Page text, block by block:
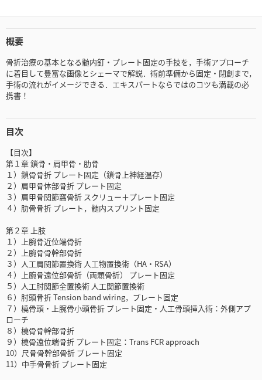
概要
骨折治療の基本となる髄内釘・プレート固定の手技を，手術アプローチ
に着目して豊富な画像とシェーマで解説．術前準備から固定・閉創まで，
手術の流れがイメージできる．エキスパートならではのコツも満載の必
携書！
目次
【目次】
第１章 鎖骨・肩甲骨・肋骨
１）鎖骨骨折 プレート固定（鎖骨上神経温存）
２）肩甲骨体部骨折 プレート固定
３）肩甲骨関節窩骨折 スクリュー＋プレート固定
４）肋骨骨折 プレート，髄内スプリント固定
第２章 上肢
１）上腕骨近位端骨折
２）上腕骨骨幹部骨折
３）人工肩関節置換術 人工物置換術（HA・RSA）
４）上腕骨遠位部骨折（両顆骨折） プレート固定
５）人工肘関節全置換術 人工関節置換術
６）肘頭骨折 Tension band wiring，プレート固定
７）橈骨頭・上腕骨小頭骨折 プレート固定・人工骨頭挿入術：外側アプ
ローチ
８）橈骨骨幹部骨折
９）橈骨遠位端骨折 プレート固定：Trans FCR approach
10）尺骨骨幹部骨折 プレート固定
11）中手骨骨折 プレート固定